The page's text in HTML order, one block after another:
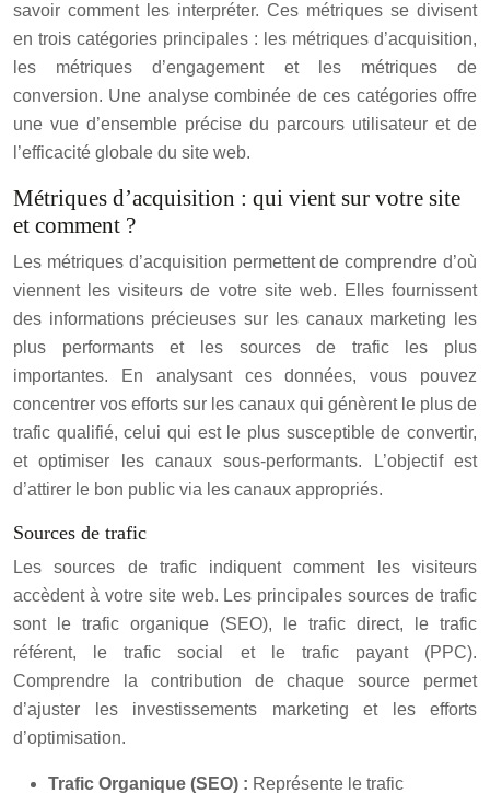
savoir comment les interpréter. Ces métriques se divisent
en trois catégories principales : les métriques d’acquisition,
les métriques d’engagement et les métriques de
conversion. Une analyse combinée de ces catégories offre
une vue d’ensemble précise du parcours utilisateur et de
l’efficacité globale du site web.
Métriques d’acquisition : qui vient sur votre site
et comment ?
Les métriques d’acquisition permettent de comprendre d’où
viennent les visiteurs de votre site web. Elles fournissent
des informations précieuses sur les canaux marketing les
plus performants et les sources de trafic les plus
importantes. En analysant ces données, vous pouvez
concentrer vos efforts sur les canaux qui génèrent le plus de
trafic qualifié, celui qui est le plus susceptible de convertir,
et optimiser les canaux sous-performants. L’objectif est
d’attirer le bon public via les canaux appropriés.
Sources de trafic
Les sources de trafic indiquent comment les visiteurs
accèdent à votre site web. Les principales sources de trafic
sont le trafic organique (SEO), le trafic direct, le trafic
référent, le trafic social et le trafic payant (PPC).
Comprendre la contribution de chaque source permet
d’ajuster les investissements marketing et les efforts
d’optimisation.
Trafic Organique (SEO) : Représente le trafic